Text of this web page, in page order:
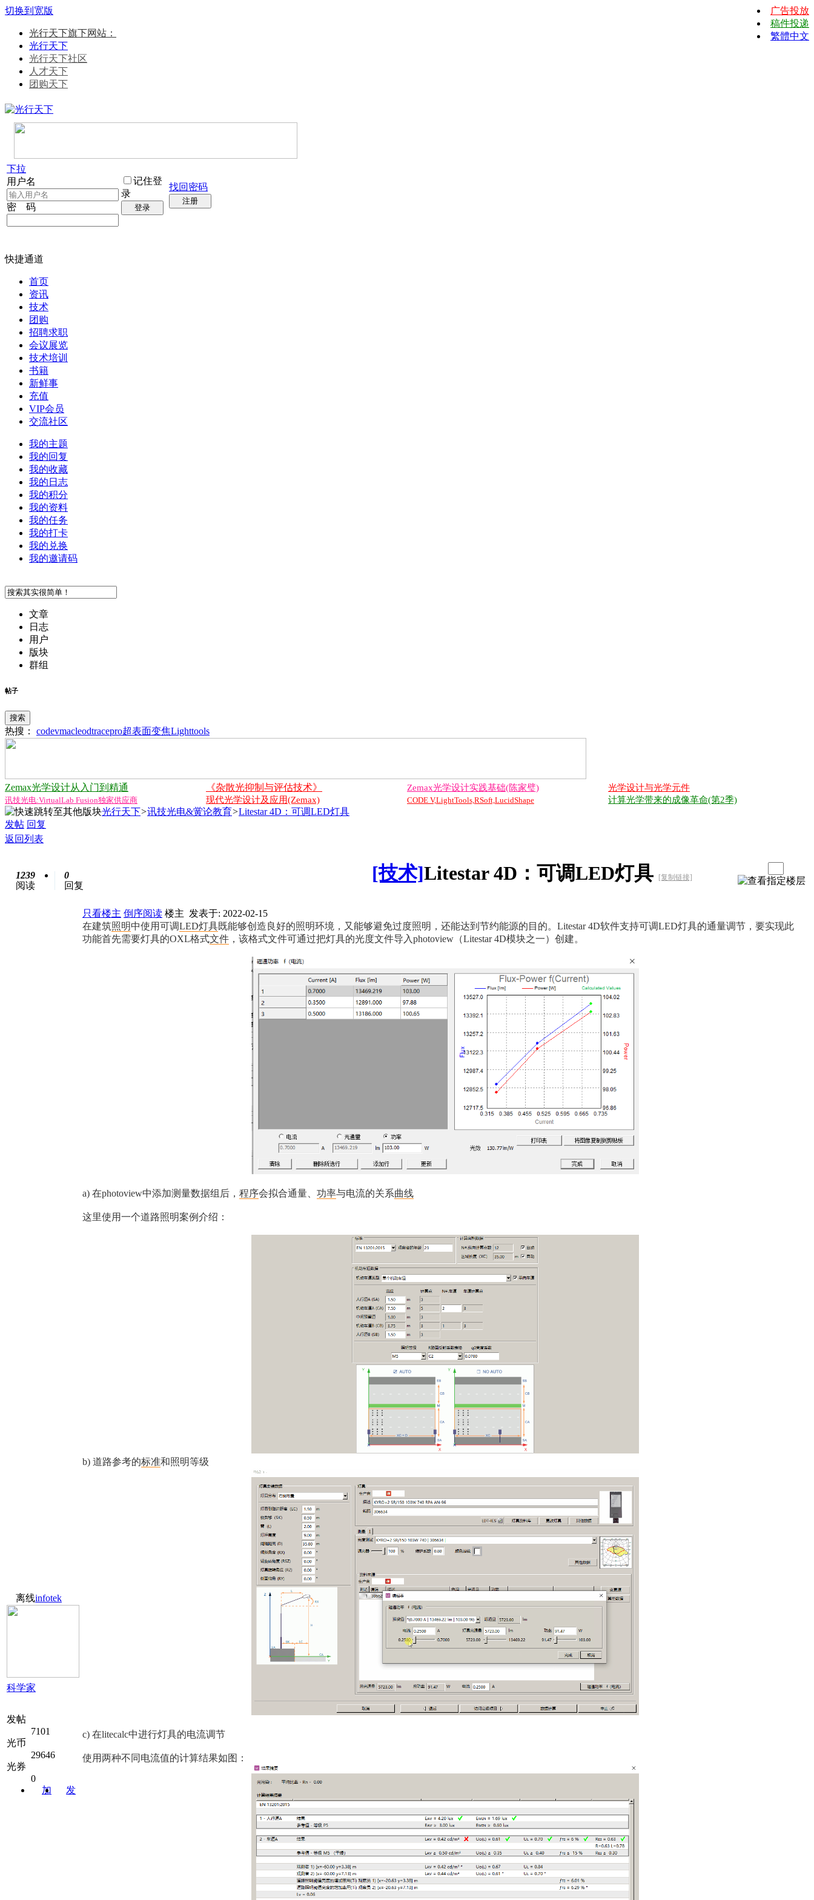
切换到宽版
广告投放
稿件投递
繁體中文
光行天下旗下网站：
光行天下
光行天下社区
人才天下
团购天下
下拉
用户名
密 码
记住登
录
登录
找回密码
注册
快捷通道
首页
资讯
技术
团购
招聘求职
会议展览
技术培训
书籍
新鲜事
充值
VIP会员
交流社区
我的主题
我的回复
我的收藏
我的日志
我的积分
我的资料
我的任务
我的打卡
我的兑换
我的邀请码
文章
日志
用户
版块
群组
帖子
搜索
热搜： codevmacleodtracepro超表面变焦Lighttools
Zemax光学设计从入门到精通 《杂散光抑制与评估技术》 Zemax光学设计实践基础(陈家璧) 光学设计与光学元件
讯技光电:VirtualLab Fusion独家供应商 现代光学设计及应用(Zemax) CODE V,LightTools,RSoft,LucidShape 计算光学带来的成像革命(第2季)
光行天下>讯技光电&黉论教育>Litestar 4D：可调LED灯具
发帖 回复
返回列表
1239
阅读
0
回复
[技术]Litestar 4D：可调LED灯具 [复制链接]
离线infotek
科学家
发帖
7101
光币
29646
光券
0
加
发
只看楼主 倒序阅读 楼主 发表于: 2022-02-15
在建筑照明中使用可调LED灯具既能够创造良好的照明环境，又能够避免过度照明，还能达到节约能源的目的。Litestar 4D软件支持可调LED灯具的通量调节，要实现此
功能首先需要灯具的OXL格式文件 ，该格式文件可通过把灯具的光度文件导入photoview（Litestar 4D模块之一）创建。
a) 在photoview中添加测量数据组后， 程序会拟合通量、 功率与电流的关系曲线
这里使用一个道路照明案例介绍：
b) 道路参考的标准和照明等级
c) 在litecalc中进行灯具的电流调节
使用两种不同电流值的计算结果如图：